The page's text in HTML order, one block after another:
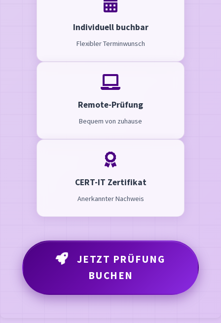
Individuell buchbar
Flexibler Terminwunsch
Remote-Prüfung
Bequem von zuhause
CERT-IT Zertifikat
Anerkannter Nachweis
JETZT PRÜFUNG
BUCHEN